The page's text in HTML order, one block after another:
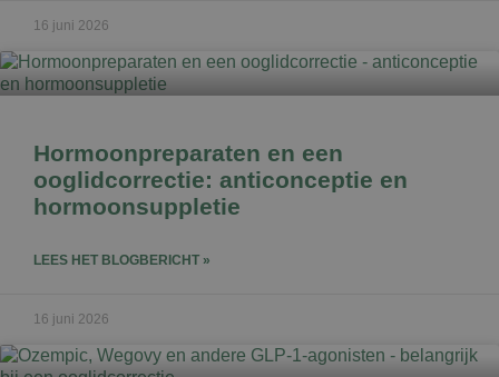
16 juni 2026
Hormoonpreparaten en een
ooglidcorrectie: anticonceptie en
hormoonsuppletie
LEES HET BLOGBERICHT »
16 juni 2026